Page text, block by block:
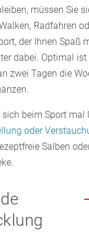
müssen Sie
Radfahren
der Ihnen Spaß
dabei. Optimal
zwei Tagen die
sich beim Sport mal
oder
Salben